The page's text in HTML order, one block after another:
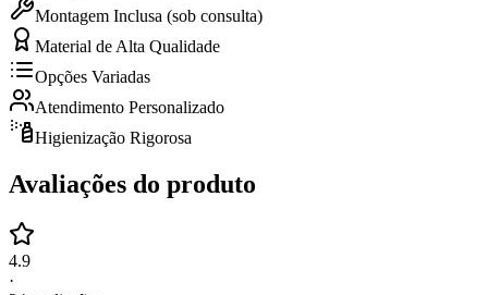
Montagem Inclusa (sob consulta)
Material de Alta Qualidade
Opções Variadas
Atendimento Personalizado
Higienização Rigorosa
Avaliações do produto
4.9
·